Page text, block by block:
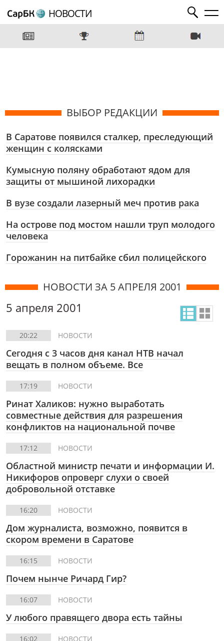
НОВОСТИ
ВЫБОР РЕДАКЦИИ
В Саратове появился сталкер, преследующий
женщин с колясками
Кумысную поляну обработают ядом для
защиты от мышиной лихорадки
В вузе создали лазерный меч против рака
На острове под мостом нашли труп молодого
человека
Горожанин на питбайке сбил полицейского
НОВОСТИ ЗА 5 АПРЕЛЯ 2001
5 апреля 2001
20:22 НОВОСТИ
Сегодня с 3 часов дня канал НТВ начал
вещать в полном объеме. Все
17:19 НОВОСТИ
Ринат Халиков: нужно выработать
совместные действия для разрешения
конфликтов на национальной почве
17:12 НОВОСТИ
Областной министр печати и информации И.
Никифоров опроверг слухи о своей
добровольной отставке
16:20 НОВОСТИ
Дом журналиста, возможно, появится в
скором времени в Саратове
16:15 НОВОСТИ
Почем нынче Ричард Гир?
16:07 НОВОСТИ
У любого правящего двора есть тайны
16:02 НОВОСТИ